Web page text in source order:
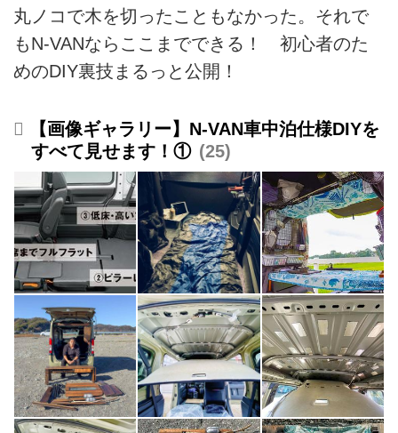
丸ノコで木を切ったこともなかった。それで
もN-VANならここまでできる！ 初心者のた
めのDIY裏技まるっと公開！
【画像ギャラリー】N-VAN車中泊仕様DIYを
すべて見せます！①
25